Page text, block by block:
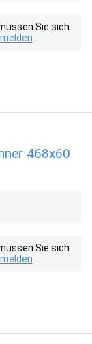
Sie sich
468x60
Sie sich